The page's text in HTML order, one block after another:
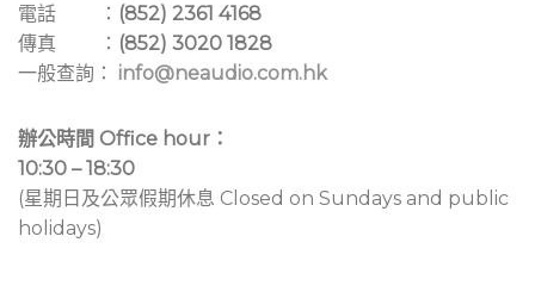
電話 ： (852) 2361 4168
傳真 ： (852) 3020 1828
一般查詢： info@neaudio.com.hk
辦公時間 Office hour：
10:30 – 18:30
(星期日及公眾假期休息 Closed on Sundays and public
holidays)